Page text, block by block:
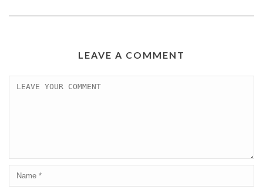
LEAVE A COMMENT